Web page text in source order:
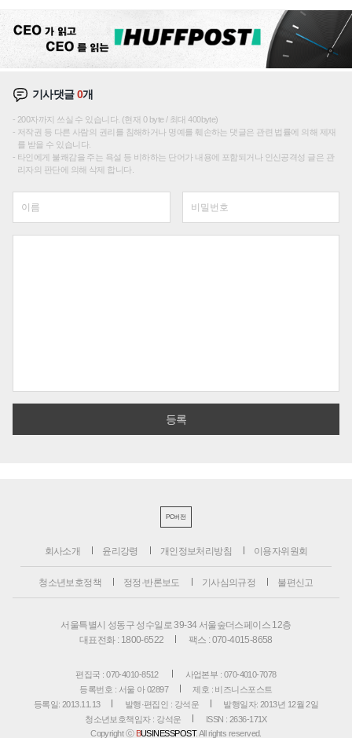
기사댓글0개
200자까지 쓰실 수 있습니다. (현재 0 byte / 최대 400byte)
저작권 등 다른 사람의 권리를 침해하거나 명예를 훼손하는 댓글은 관련 법률에 의해 제재
를 받을 수 있습니다.
타인에게 불쾌감을 주는 욕설 등 비하하는 단어가 내용에 포함되거나 인신공격성 글은 관
리자의 판단에 의해 삭제 합니다.
PC버전
회사소개 윤리강령 개인정보처리방침 이용자위원회
청소년보호정책 정정·반론보도 기사심의규정 불편신고
서울특별시 성동구 성수일로 39-34 서울숲더스페이스 12층
대표전화 : 1800-6522
팩스 : 070-4015-8658
편집국 : 070-4010-8512
사업본부 : 070-4010-7078
등록번호 : 서울 아 02897
제호 : 비즈니스포스트
등록일: 2013.11.13
발행·편집인 : 강석운
발행일자: 2013년 12월 2일
청소년보호책임자 : 강석운
ISSN : 2636-171X
Copyright ⓒ BUSINESSPOST. All rights reserved.